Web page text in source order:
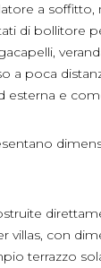
a soffitto,
di bollitore
a poca
e
con
terrazzo